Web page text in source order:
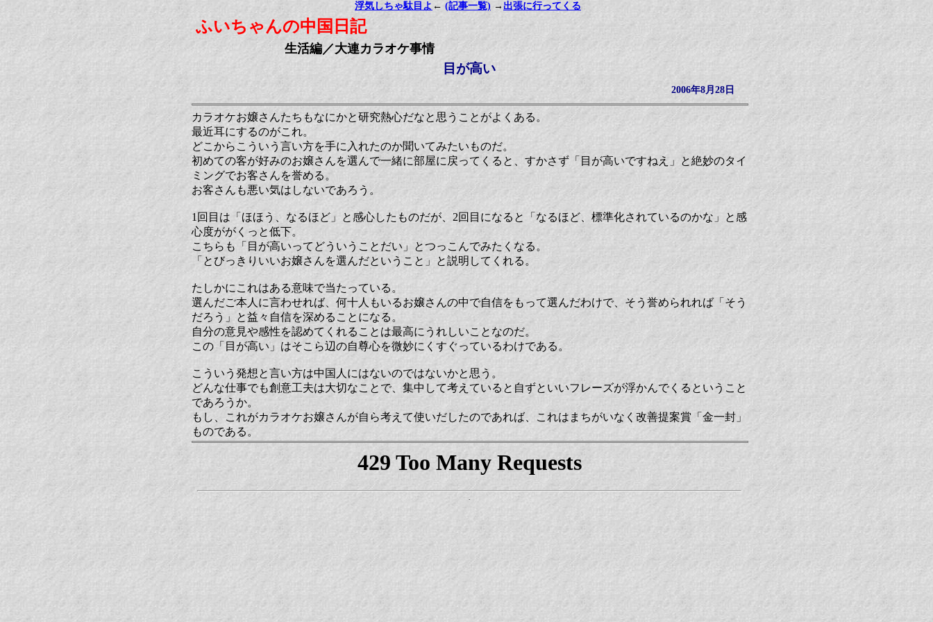
浮気しちゃ駄目よ ← (記事一覧) → 出張に行ってくる
ふいちゃんの中国日記
生活編／大連カラオケ事情
目が高い
2006年8月28日
カラオケお嬢さんたちもなにかと研究熱心だなと思うことがよくある。
最近耳にするのがこれ。
どこからこういう言い方を手に入れたのか聞いてみたいものだ。
初めての客が好みのお嬢さんを選んで一緒に部屋に戻ってくると、すかさず「目が高いですねえ」と絶妙のタイ
ミングでお客さんを誉める。
お客さんも悪い気はしないであろう。
1回目は「ほほう、なるほど」と感心したものだが、2回目になると「なるほど、標準化されているのかな」と感
心度ががくっと低下。
こちらも「目が高いってどういうことだい」とつっこんでみたくなる。
「とびっきりいいお嬢さんを選んだということ」と説明してくれる。
たしかにこれはある意味で当たっている。
選んだご本人に言わせれば、何十人もいるお嬢さんの中で自信をもって選んだわけで、そう誉められれば「そう
だろう」と益々自信を深めることになる。
自分の意見や感性を認めてくれることは最高にうれしいことなのだ。
この「目が高い」はそこら辺の自尊心を微妙にくすぐっているわけである。
こういう発想と言い方は中国人にはないのではないかと思う。
どんな仕事でも創意工夫は大切なことで、集中して考えていると自ずといいフレーズが浮かんでくるということ
であろうか。
もし、これがカラオケお嬢さんが自ら考えて使いだしたのであれば、これはまちがいなく改善提案賞「金一封」
ものである。